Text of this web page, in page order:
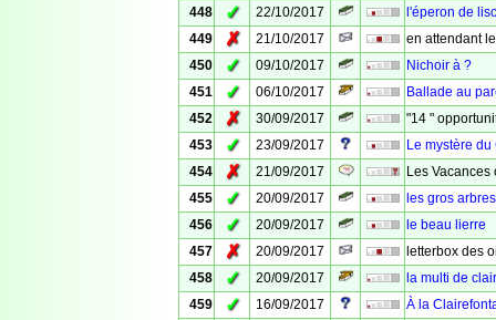
448
✓ 22/10/2017
l'éperon de
449
✗ 21/10/2017
en attendant
450
✓ 09/10/2017
Nichoir à ?
451
✓ 06/10/2017
Ballade au
452
✗ 30/09/2017
"14 "
453
✓ 23/09/2017
Le mystère
454
✗ 21/09/2017
Les Vacances
455
✓ 20/09/2017
les gros arbres
456
✓ 20/09/2017
le beau lierre
457
✗ 20/09/2017
letterbox des
458
✓ 20/09/2017
la multi de
459
✓ 16/09/2017
À la